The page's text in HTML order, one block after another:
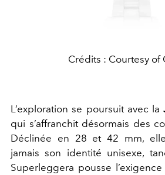
Crédits : Courtesy of
L’exploration se poursuit avec la
qui s’affranchit désormais des
Déclinée en 28 et 42 mm,
jamais son identité unisexe,
Superleggera pousse